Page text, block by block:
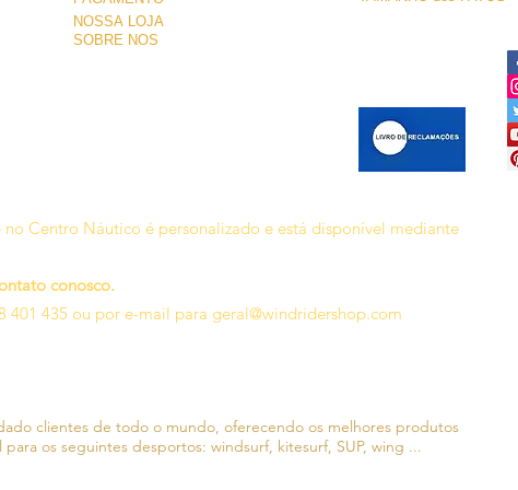
NOSSA LOJA
SOBRE NÓS
Centro Náutico é personalizado e está disponível mediante
conosco.
401 435 ou por e-mail para geral@windridershop.com
clientes de todo o mundo, oferecendo os melhores produtos
para os seguintes desportos: windsurf, kitesurf, SUP, wing ...